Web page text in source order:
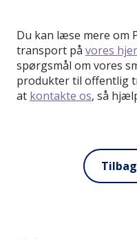
Du kan læse mere om
transport på vores
spørgsmål om vores
produkter til offentlig
at kontakte os, så